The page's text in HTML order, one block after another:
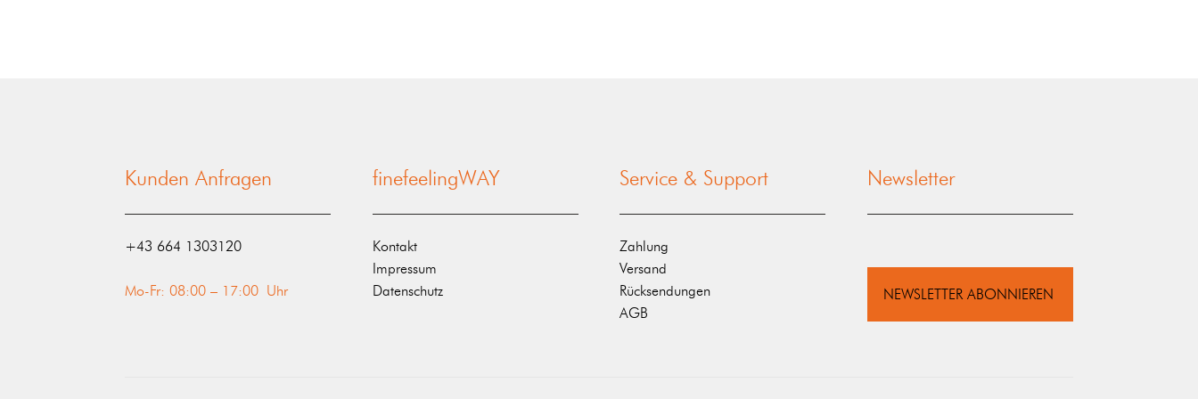
Kunden Anfragen
‭+43 664 1303120‬
Mo-Fr: 08:00 – 17:00 Uhr
finefeelingWAY
Kontakt
Impressum
Datenschutz
Service & Support
Zahlung
Versand
Rücksendungen
AGB
Newsletter
NEWSLETTER ABONNIEREN